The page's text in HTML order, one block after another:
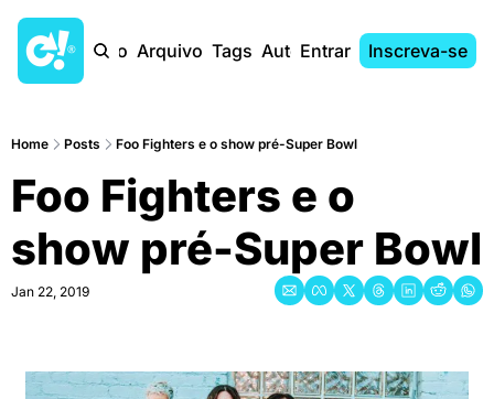
Início Arquivo Tags AutoresEntrar Inscreva-se
Home Posts Foo Fighters e o show pré-Super Bowl
Foo Fighters e o
show pré-Super Bowl
Jan 22, 2019